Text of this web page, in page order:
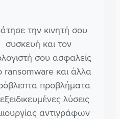
την κινητή σου
συσκευή και τον
σου ασφαλείς
ransomware και άλλα
προβλήματα
λύσεις
αντιγράφων